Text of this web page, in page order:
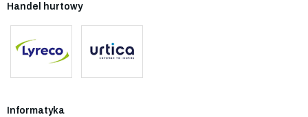
Handel hurtowy
Informatyka